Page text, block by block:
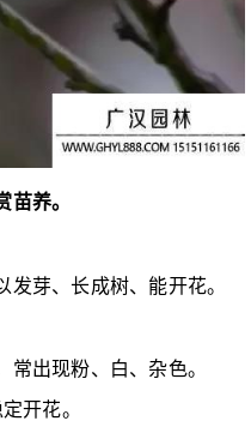
苗养。
芽、长成树、能开花。
出现粉、白、杂色。
开花。